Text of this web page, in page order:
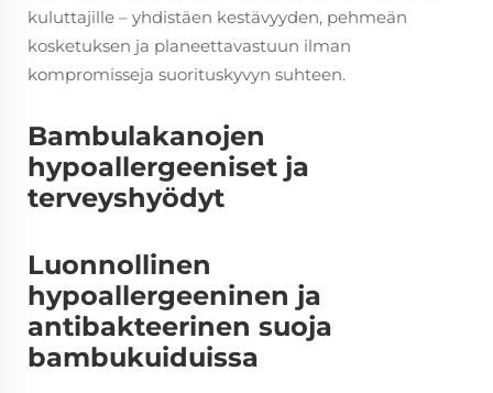
kuluttajille – yhdistäen kestävyyden, pehmeän
kosketuksen ja planeettavastuun ilman
kompromisseja suorituskyvyn suhteen.
Bambulakanojen
hypoallergeeniset ja
terveyshyödyt
Luonnollinen
hypoallergeeninen ja
antibakteerinen suoja
bambukuiduissa